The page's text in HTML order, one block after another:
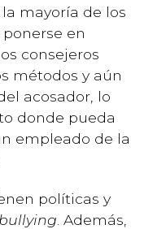
la mayoría de los
en
consejeros
métodos y aún
acosador, lo
donde pueda
empleado de la
políticas y
bullying . Además,